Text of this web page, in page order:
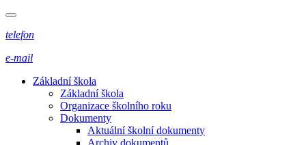
telefon
e-mail
Základní škola
Základní škola
Organizace školního roku
Dokumenty
Aktuální školní dokumenty
Archiv dokumentů